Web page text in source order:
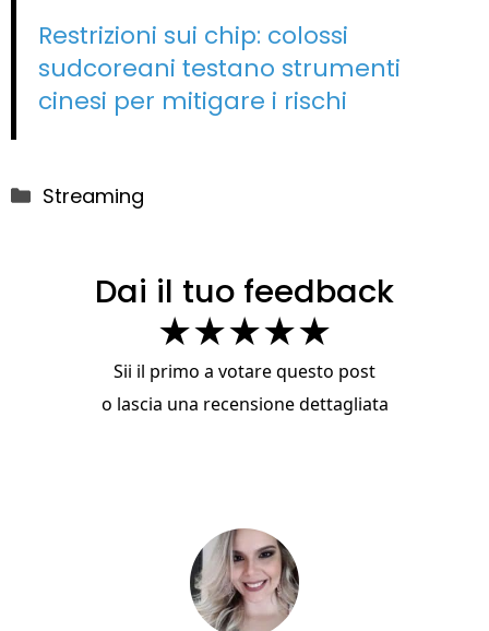
Restrizioni sui chip: colossi
sudcoreani testano strumenti
cinesi per mitigare i rischi
Categorie
Streaming
Dai il tuo feedback
★★★★★
Sii il primo a votare questo post
o lascia una recensione dettagliata